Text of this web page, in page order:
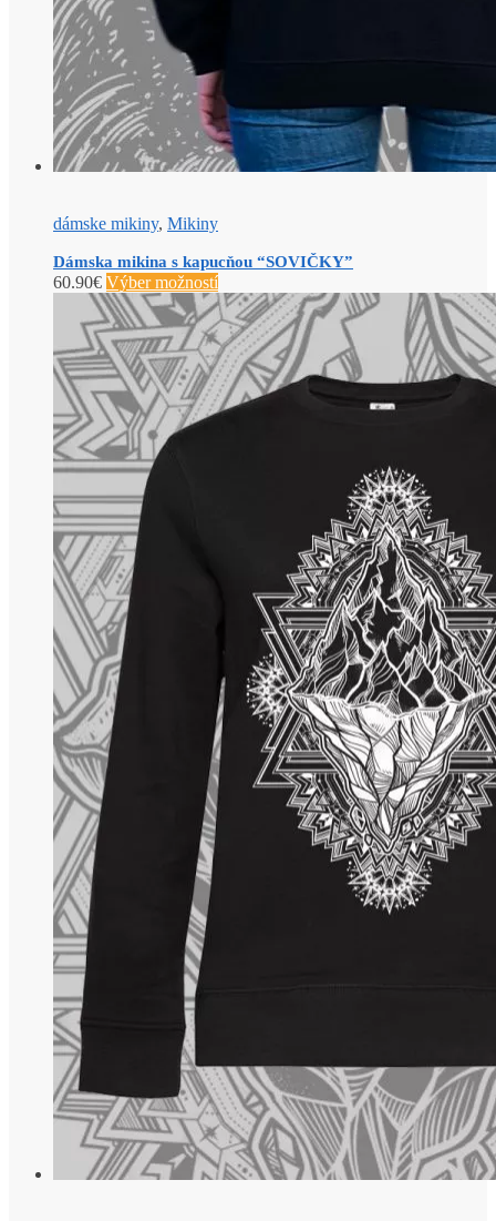
dámske mikiny, Mikiny
Dámska mikina s kapucňou “SOVIČKY”
60.90€ Výber možností